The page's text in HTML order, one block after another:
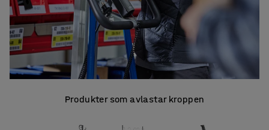
Produkter som avlastar kroppen